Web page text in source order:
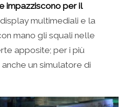
impazziscono per il
multimediali e la
mano gli squali nelle
apposite; per i più
un simulatore di